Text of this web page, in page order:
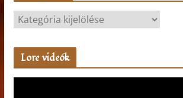
a
t
g
Lore videók